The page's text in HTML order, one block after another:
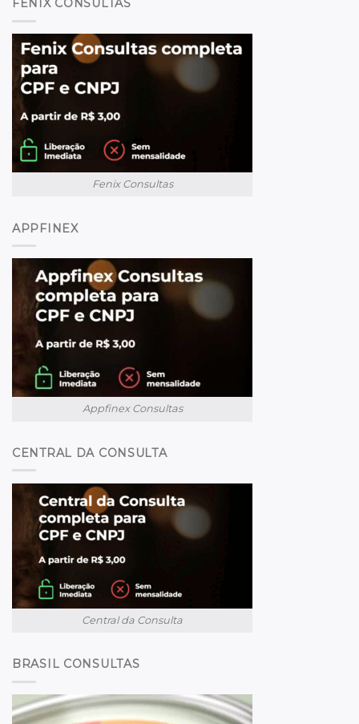
FENIX CONSULTAS
Fenix Consultas
APPFINEX
Appfinex Consultas
CENTRAL DA CONSULTA
Central da Consulta
BRASIL CONSULTAS